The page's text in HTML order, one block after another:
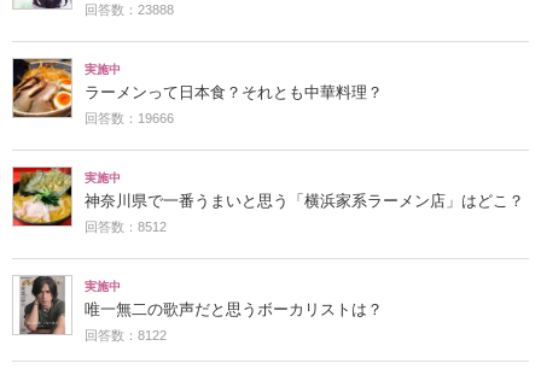
回答数：23888
実施中
ラーメンって日本食？それとも中華料理？
回答数：19666
実施中
神奈川県で一番うまいと思う「横浜家系ラーメン店」はどこ？
回答数：8512
実施中
唯一無二の歌声だと思うボーカリストは？
回答数：8122